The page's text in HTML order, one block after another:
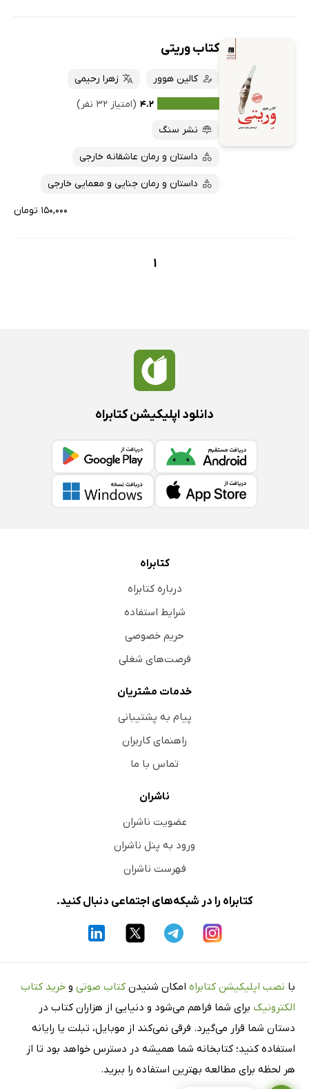
کتاب وریتی
کالین هوور
زهرا رحیمی
۴.۲ (امتیاز ۳۲ نفر)
نشر سنگ
داستان و رمان عاشقانه خارجی
داستان و رمان جنایی و معمایی خارجی
۱۵۰,۰۰۰ تومان
1
دانلود اپلیکیشن کتابراه
کتابراه
درباره کتابراه
شرایط استفاده
حریم خصوصی
فرصت‌های شغلی
خدمات مشتریان
پیام به پشتیبانی
راهنمای کاربران
تماس با ما
ناشران
عضویت ناشران
ورود به پنل ناشران
فهرست ناشران
کتابراه را در شبکه‌های اجتماعی دنبال کنید.
با نصب اپلیکیشن کتابراه امکان شنیدن کتاب صوتی و خرید کتاب
الکترونیک برای شما فراهم می‌شود و دنیایی از هزاران کتاب در
دستان شما قرار می‌گیرد. فرقی نمی‌کند از موبایل، تبلت یا رایانه
استفاده کنید؛ کتابخانه شما همیشه در دسترس خواهد بود تا از
هر لحظه برای مطالعه بهترین استفاده را ببرید.